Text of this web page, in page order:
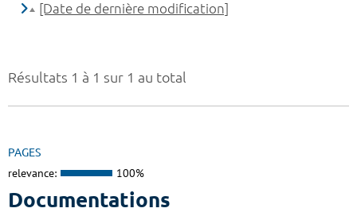
Résultats 1 à 1 sur 1 au total
PAGES
relevance: 100%
Documentations
[Date de dernière modification]